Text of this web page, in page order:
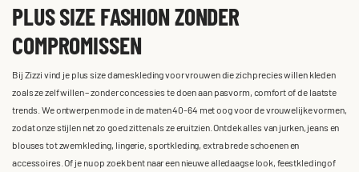
PLUS SIZE FASHION ZONDER
COMPROMISSEN
Bij Zizzi vind je plus size dameskleding voor vrouwen die zich precies willen kleden
zoals ze zelf willen – zonder concessies te doen aan pasvorm, comfort of de laatste
trends. We ontwerpen mode in de maten 40-64 met oog voor de vrouwelijke vormen,
zodat onze stijlen net zo goed zitten als ze eruitzien. Ontdek alles van jurken, jeans en
blouses tot zwemkleding, lingerie, sportkleding, extra brede schoenen en
accessoires. Of je nu op zoek bent naar een nieuwe alledaagse look, feestkleding of